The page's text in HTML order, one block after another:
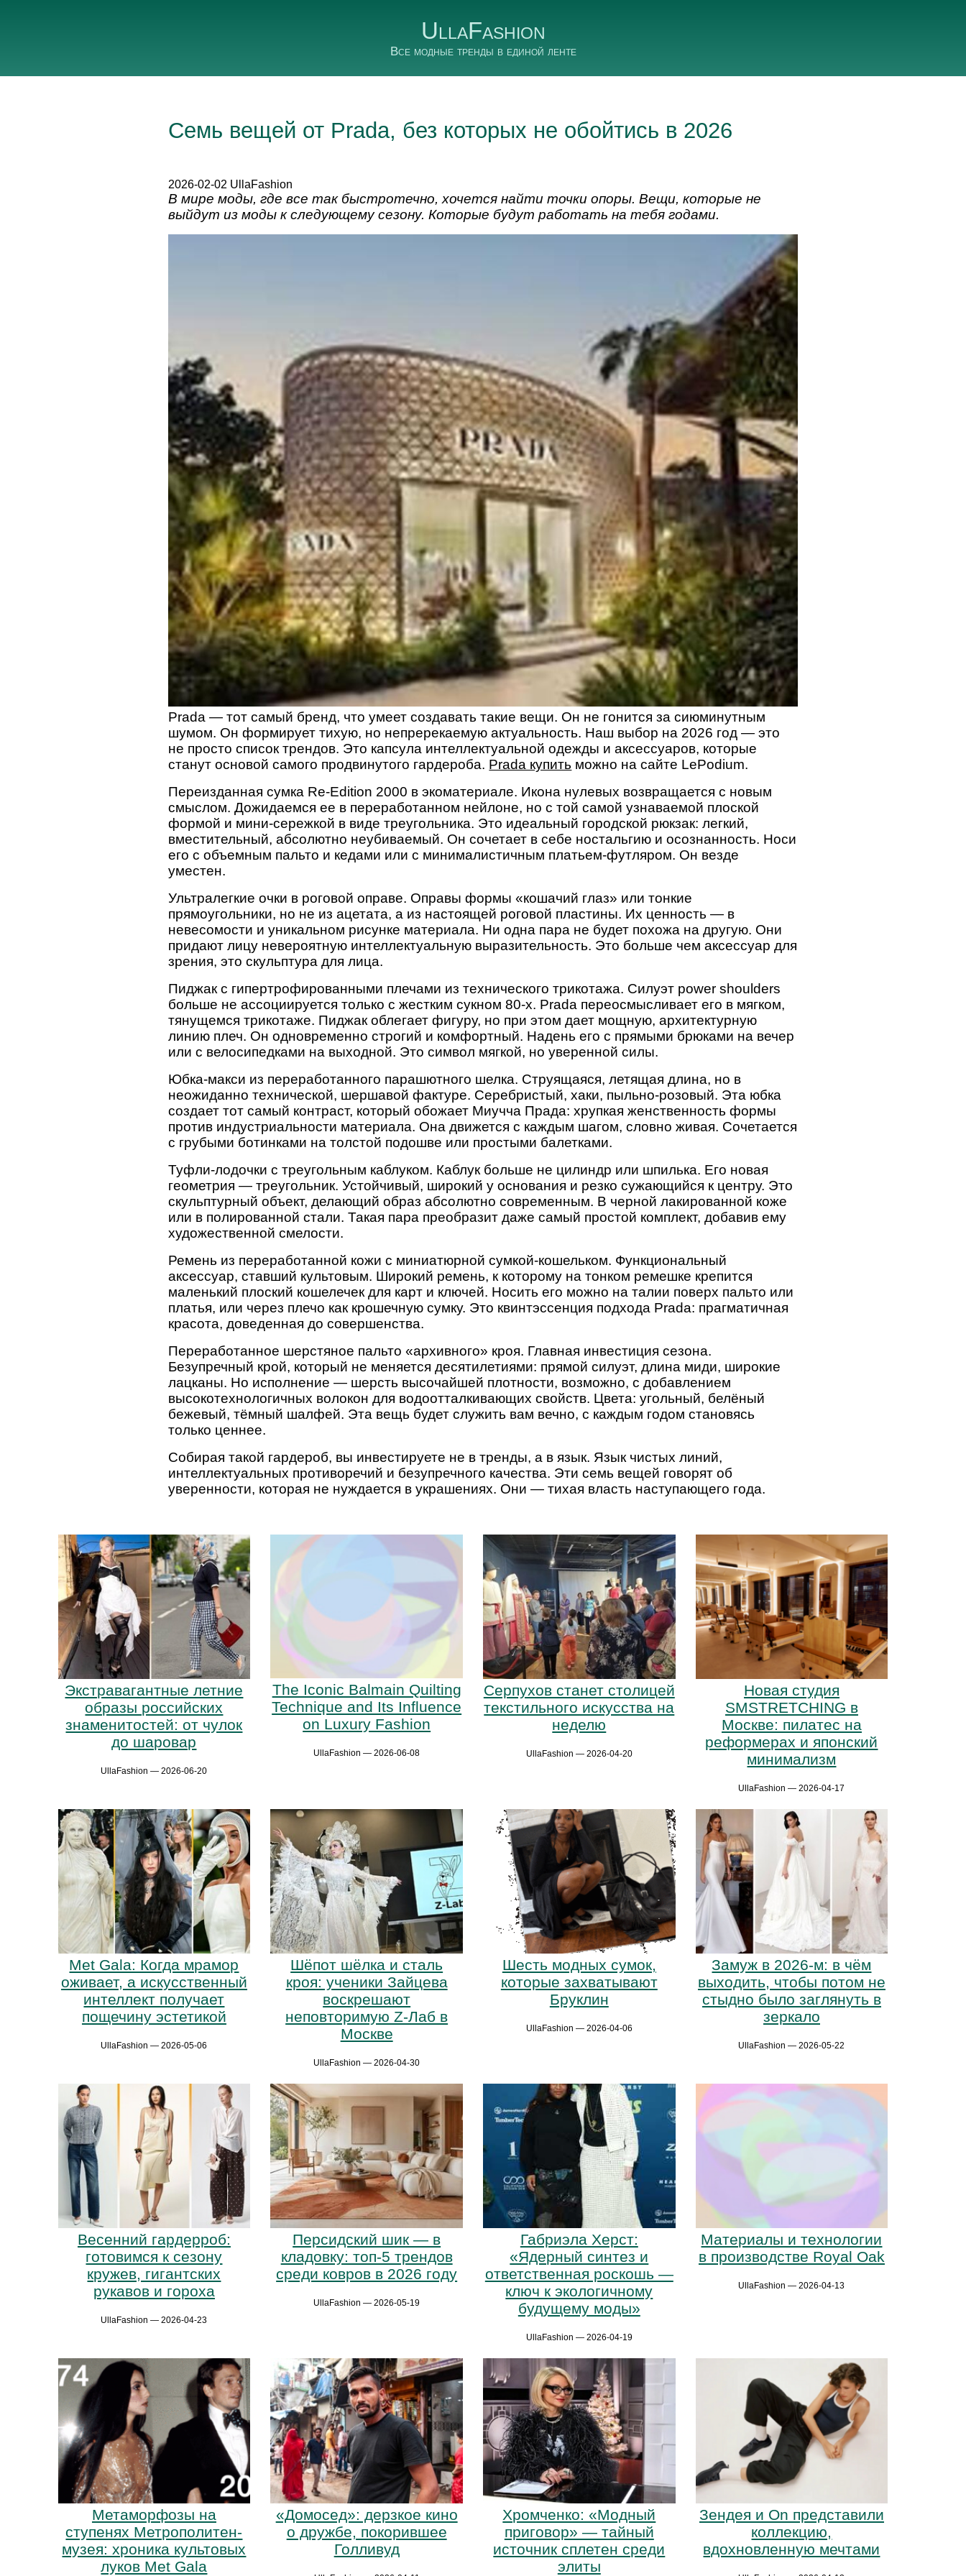
UllaFashion
Все модные тренды в единой ленте
Семь вещей от Prada, без которых не обойтись в 2026
2026-02-02 UllaFashion
В мире моды, где все так быстротечно, хочется найти точки опоры. Вещи, которые не
выйдут из моды к следующему сезону. Которые будут работать на тебя годами.
Prada — тот самый бренд, что умеет создавать такие вещи. Он не гонится за сиюминутным
шумом. Он формирует тихую, но непререкаемую актуальность. Наш выбор на 2026 год — это
не просто список трендов. Это капсула интеллектуальной одежды и аксессуаров, которые
станут основой самого продвинутого гардероба. Prada купить можно на сайте LePodium.
Переизданная сумка Re-Edition 2000 в экоматериале. Икона нулевых возвращается с новым
смыслом. Дожидаемся ее в переработанном нейлоне, но с той самой узнаваемой плоской
формой и мини-сережкой в виде треугольника. Это идеальный городской рюкзак: легкий,
вместительный, абсолютно неубиваемый. Он сочетает в себе ностальгию и осознанность. Носи
его с объемным пальто и кедами или с минималистичным платьем-футляром. Он везде
уместен.
Ультралегкие очки в роговой оправе. Оправы формы «кошачий глаз» или тонкие
прямоугольники, но не из ацетата, а из настоящей роговой пластины. Их ценность — в
невесомости и уникальном рисунке материала. Ни одна пара не будет похожа на другую. Они
придают лицу невероятную интеллектуальную выразительность. Это больше чем аксессуар для
зрения, это скульптура для лица.
Пиджак с гипертрофированными плечами из технического трикотажа. Силуэт power shoulders
больше не ассоциируется только с жестким сукном 80-х. Prada переосмысливает его в мягком,
тянущемся трикотаже. Пиджак облегает фигуру, но при этом дает мощную, архитектурную
линию плеч. Он одновременно строгий и комфортный. Надень его с прямыми брюками на вечер
или с велосипедками на выходной. Это символ мягкой, но уверенной силы.
Юбка-макси из переработанного парашютного шелка. Струящаяся, летящая длина, но в
неожиданно технической, шершавой фактуре. Серебристый, хаки, пыльно-розовый. Эта юбка
создает тот самый контраст, который обожает Миучча Прада: хрупкая женственность формы
против индустриальности материала. Она движется с каждым шагом, словно живая. Сочетается
с грубыми ботинками на толстой подошве или простыми балетками.
Туфли-лодочки с треугольным каблуком. Каблук больше не цилиндр или шпилька. Его новая
геометрия — треугольник. Устойчивый, широкий у основания и резко сужающийся к центру. Это
скульптурный объект, делающий образ абсолютно современным. В черной лакированной коже
или в полированной стали. Такая пара преобразит даже самый простой комплект, добавив ему
художественной смелости.
Ремень из переработанной кожи с миниатюрной сумкой-кошельком. Функциональный
аксессуар, ставший культовым. Широкий ремень, к которому на тонком ремешке крепится
маленький плоский кошелечек для карт и ключей. Носить его можно на талии поверх пальто или
платья, или через плечо как крошечную сумку. Это квинтэссенция подхода Prada: прагматичная
красота, доведенная до совершенства.
Переработанное шерстяное пальто «архивного» кроя. Главная инвестиция сезона.
Безупречный крой, который не меняется десятилетиями: прямой силуэт, длина миди, широкие
лацканы. Но исполнение — шерсть высочайшей плотности, возможно, с добавлением
высокотехнологичных волокон для водоотталкивающих свойств. Цвета: угольный, белёный
бежевый, тёмный шалфей. Эта вещь будет служить вам вечно, с каждым годом становясь
только ценнее.
Собирая такой гардероб, вы инвестируете не в тренды, а в язык. Язык чистых линий,
интеллектуальных противоречий и безупречного качества. Эти семь вещей говорят об
уверенности, которая не нуждается в украшениях. Они — тихая власть наступающего года.
Экстравагантные летние
образы российских
знаменитостей: от чулок
до шаровар
UllaFashion — 2026-06-20
The Iconic Balmain Quilting
Technique and Its Influence
on Luxury Fashion
UllaFashion — 2026-06-08
Серпухов станет столицей
текстильного искусства на
неделю
UllaFashion — 2026-04-20
Новая студия
SMSTRETCHING в
Москве: пилатес на
реформерах и японский
минимализм
UllaFashion — 2026-04-17
Met Gala: Когда мрамор
оживает, а искусственный
интеллект получает
пощечину эстетикой
UllaFashion — 2026-05-06
Шёпот шёлка и сталь
кроя: ученики Зайцева
воскрешают
неповторимую Z-Лаб в
Москве
UllaFashion — 2026-04-30
Шесть модных сумок,
которые захватывают
Бруклин
UllaFashion — 2026-04-06
Замуж в 2026-м: в чём
выходить, чтобы потом не
стыдно было заглянуть в
зеркало
UllaFashion — 2026-05-22
Весенний гардерроб:
готовимся к сезону
кружев, гигантских
рукавов и гороха
UllaFashion — 2026-04-23
Персидский шик — в
кладовку: топ-5 трендов
среди ковров в 2026 году
UllaFashion — 2026-05-19
Габриэла Херст:
«Ядерный синтез и
ответственная роскошь —
ключ к экологичному
будущему моды»
UllaFashion — 2026-04-19
Материалы и технологии
в производстве Royal Oak
UllaFashion — 2026-04-13
Метаморфозы на
ступенях Метрополитен-
музея: хроника культовых
луков Met Gala
«Домосед»: дерзкое кино
о дружбе, покорившее
Голливуд
Хромченко: «Модный
приговор» — тайный
источник сплетен среди
элиты
Зендея и On представили
коллекцию,
вдохновленную мечтами